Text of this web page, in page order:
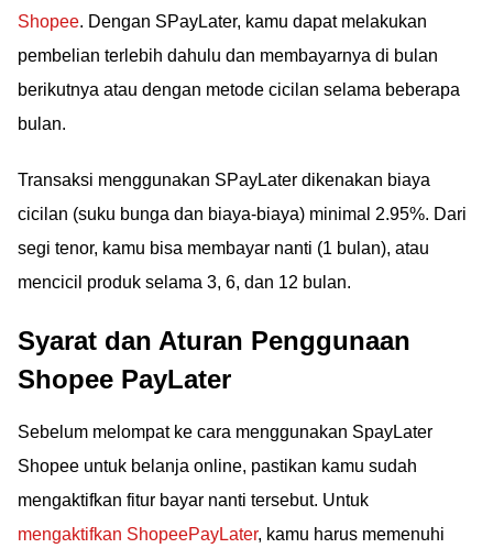
Shopee. Dengan SPayLater, kamu dapat melakukan
pembelian terlebih dahulu dan membayarnya di bulan
berikutnya atau dengan metode cicilan selama beberapa
bulan.
Transaksi menggunakan SPayLater dikenakan biaya
cicilan (suku bunga dan biaya-biaya) minimal 2.95%. Dari
segi tenor, kamu bisa membayar nanti (1 bulan), atau
mencicil produk selama 3, 6, dan 12 bulan.
Syarat dan Aturan Penggunaan
Shopee PayLater
Sebelum melompat ke cara menggunakan SpayLater
Shopee untuk belanja online, pastikan kamu sudah
mengaktifkan fitur bayar nanti tersebut. Untuk
mengaktifkan ShopeePayLater, kamu harus memenuhi